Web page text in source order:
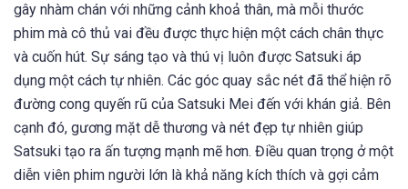
gây nhàm chán với những cảnh khoả thân, mà mỗi thước
phim mà cô thủ vai đều được thực hiện một cách chân thực
và cuốn hút. Sự sáng tạo và thú vị luôn được Satsuki áp
dụng một cách tự nhiên. Các góc quay sắc nét đã thể hiện rõ
đường cong quyến rũ của Satsuki Mei đến với khán giả. Bên
cạnh đó, gương mặt dễ thương và nét đẹp tự nhiên giúp
Satsuki tạo ra ấn tượng mạnh mẽ hơn. Điều quan trọng ở một
diễn viên phim người lớn là khả năng kích thích và gợi cảm